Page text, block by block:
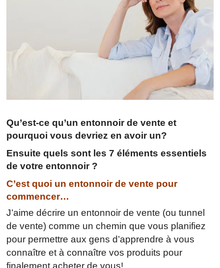
Qu’est-ce qu’un entonnoir de vente et
pourquoi vous devriez en avoir un?
Ensuite quels sont les 7 éléments essentiels
de votre entonnoir ?
C’est quoi un entonnoir de vente pour
commencer…
J’aime décrire un entonnoir de vente (ou tunnel
de vente) comme un chemin que vous planifiez
pour permettre aux gens d’apprendre à vous
connaître et à connaître vos produits pour
finalement acheter de vous!